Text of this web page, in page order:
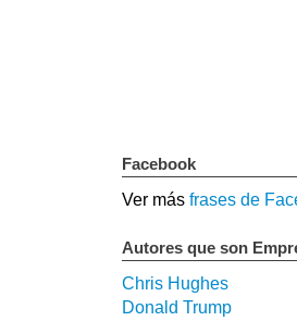
Facebook
Ver más frases de
Autores que son
Chris Hughes
Donald Trump